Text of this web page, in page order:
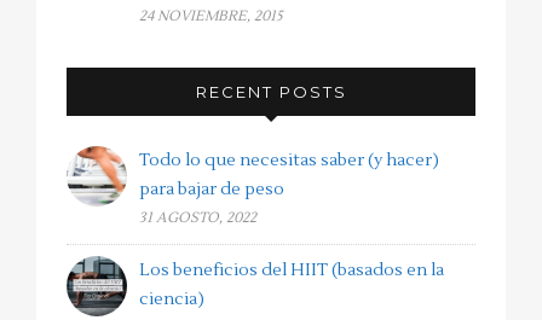
24 NOVIEMBRE, 2015
RECENT POSTS
Todo lo que necesitas saber (y hacer)
para bajar de peso
31 AGOSTO, 2022
Los beneficios del HIIT (basados en la
ciencia)